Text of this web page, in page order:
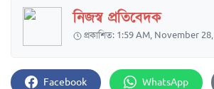
নিজস্ব প্রতিবেদক
প্রকাশিত: 1:59 AM, November
Facebook WhatsApp